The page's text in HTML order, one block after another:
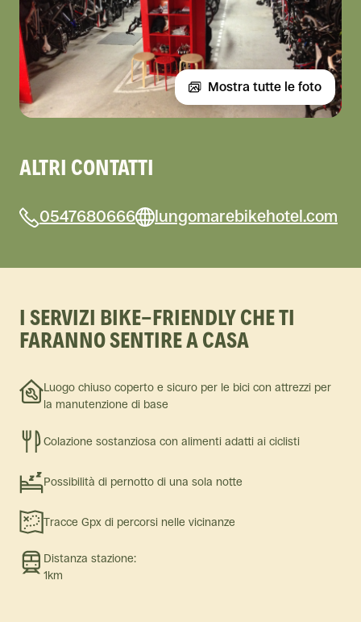
Mostra tutte le foto
ALTRI CONTATTI
0547680666 lungomarebikehotel.com
I SERVIZI BIKE-FRIENDLY CHE TI
FARANNO SENTIRE A CASA
Luogo chiuso coperto e sicuro per le bici con attrezzi per
la manutenzione di base
Colazione sostanziosa con alimenti adatti ai ciclisti
Possibilità di pernotto di una sola notte
Tracce Gpx di percorsi nelle vicinanze
Distanza stazione:
1km